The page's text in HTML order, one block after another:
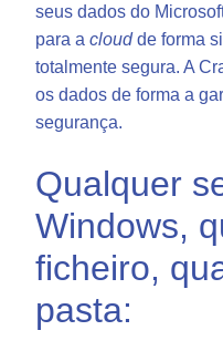
seus dados do
para a cloudde forma
totalmente segura. A
os dados de forma a
segurança.
Qualquer
Windows,
ficheiro,
pasta: